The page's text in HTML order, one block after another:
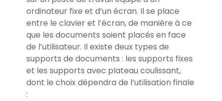
ordinateur fixe et d’un écran. Il se place
entre le clavier et l’écran, de manière à ce
que les documents soient placés en face
de l’utilisateur. Il existe deux types de
supports de documents : les supports fixes
et les supports avec plateau coulissant,
dont le choix dépendra de l’utilisation finale
: